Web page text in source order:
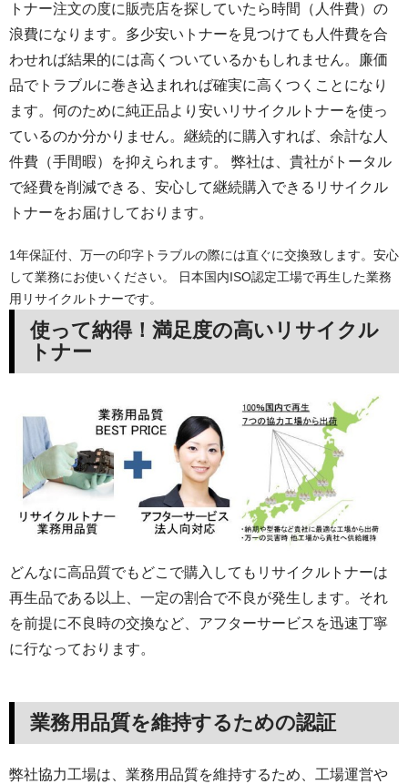
トナー注文の度に販売店を探していたら時間（人件費）の
浪費になります。多少安いトナーを見つけても人件費を合
わせれば結果的には高くついているかもしれません。廉価
品でトラブルに巻き込まれれば確実に高くつくことになり
ます。何のために純正品より安いリサイクルトナーを使っ
ているのか分かりません。継続的に購入すれば、余計な人
件費（手間暇）を抑えられます。 弊社は、貴社がトータル
で経費を削減できる、安心して継続購入できるリサイクル
トナーをお届けしております。
1年保証付、万一の印字トラブルの際には直ぐに交換致します。安心
して業務にお使いください。 日本国内ISO認定工場で再生した業務
用リサイクルトナーです。
使って納得！満足度の高いリサイクル
トナー
どんなに高品質でもどこで購入してもリサイクルトナーは
再生品である以上、一定の割合で不良が発生します。それ
を前提に不良時の交換など、アフターサービスを迅速丁寧
に行なっております。
業務用品質を維持するための認証
弊社協力工場は、業務用品質を維持するため、工場運営や